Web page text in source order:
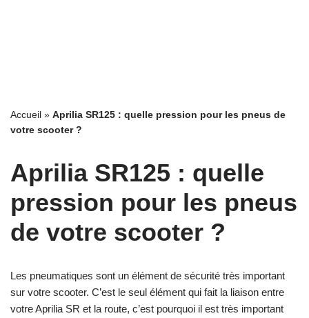
Accueil » Aprilia SR125 : quelle pression pour les pneus de
votre scooter ?
Aprilia SR125 : quelle
pression pour les pneus
de votre scooter ?
Les pneumatiques sont un élément de sécurité très important
sur votre scooter. C’est le seul élément qui fait la liaison entre
votre Aprilia SR et la route, c’est pourquoi il est très important